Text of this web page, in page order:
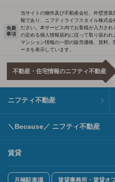
免責
事項
当サイトの物件及び不動産会社、外壁塗
報であり、ニフティライフスタイル株式
ださい。本サービス内でお客様が入力さ
の定める個人情報規約に従って取り扱われ
マンション情報の一部の販売価格、賃料
ータを表示しています。
不動産・住宅情報のニフティ不動産
ニフティ不動産
＼Because／ ニフティ不動産
賃貸
月極駐車場 賃貸事務所・賃貸オ